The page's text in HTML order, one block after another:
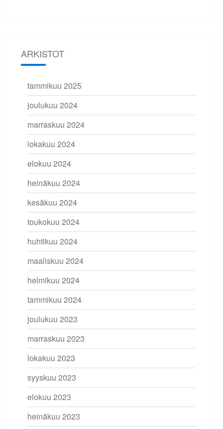
ARKISTOT
tammikuu 2025
joulukuu 2024
marraskuu 2024
lokakuu 2024
elokuu 2024
heinäkuu 2024
kesäkuu 2024
toukokuu 2024
huhtikuu 2024
maaliskuu 2024
helmikuu 2024
tammikuu 2024
joulukuu 2023
marraskuu 2023
lokakuu 2023
syyskuu 2023
elokuu 2023
heinäkuu 2023